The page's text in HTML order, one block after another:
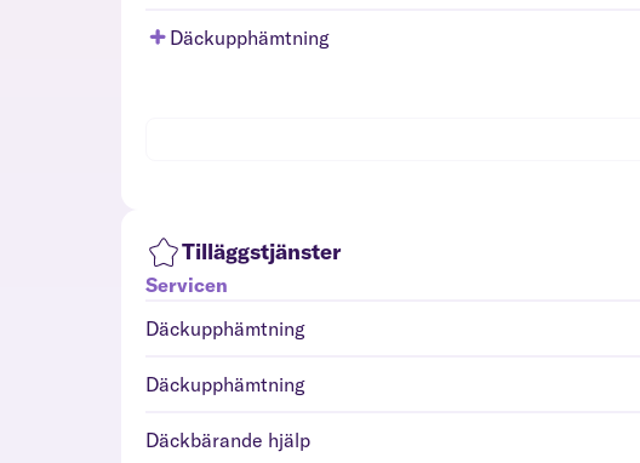
Däckupphämtning
Tilläggstjänster
Servicen
Däckupphämtning
Däckupphämtning
Däckbärande hjälp